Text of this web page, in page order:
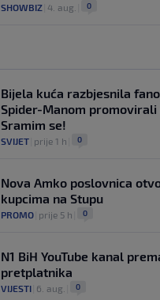
SHOWBIZ 4. aug. 0
Bijela kuća razbjesnila
Spider-Manom promovirali
Sramim se!
SVIJET prije 1 h 0
Nova Amko poslovnica
kupcima na Stupu
PROMO prije 5 h 0
N1 BiH YouTube kanal
pretplatnika
VIJESTI 6. aug. 0